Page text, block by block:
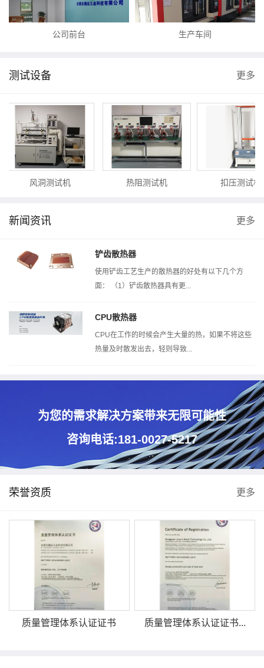
公司前台 生产车间
测试设备 更多
风洞测试机 热阻测试机 扣压测试机
新闻资讯 更多
铲齿散热器
使用铲齿工艺生产的散热器的好处有以下几个方
面： （1）铲齿散热器具有更...
CPU散热器
CPU在工作的时候会产生大量的热，如果不将这些
热量及时散发出去，轻则导致...
为您的需求解决方案带来无限可能性
咨询电话:181-0027-5217
荣誉资质 更多
质量管理体系认证证书 质量管理体系认证证书...